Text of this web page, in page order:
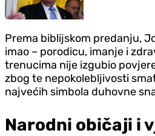
Prema biblijskom predanju,
imao – porodicu, imanje i
trenucima nije izgubio
zbog te nepokolebljivosti
najvećih simbola duhovne
Narodni običaji i